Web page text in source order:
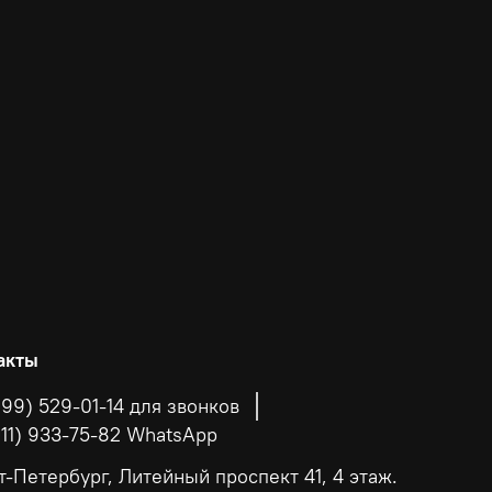
529-01-14 для звонков
933-75-82 WhatsApp
Петербург, Литейный проспект 41, 4 этаж.